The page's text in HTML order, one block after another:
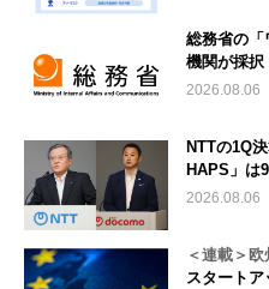
総務省の「
機関が採択
2026.08.06
NTTの1Q
HAPS」は
2026.08.06
＜連載＞
スタート